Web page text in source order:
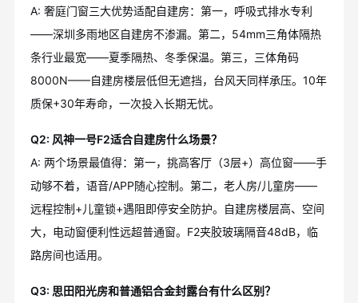
A: 奢庭门窗三大优势适配自建房：第一，呼吸式排水专利
——深圳多雨地区自建房不渗漏。第二，54mm三角体隔热
条行业最宽——夏季隔热、冬季保温。第三，三体角码
8000N——自建房楼层低但无遮挡，台风天同样承压。10年
质保+30年寿命，一次投入长期无忧。
Q2: 风神一号F2适合自建房什么场景？
A: 两个场景最值得：第一，挑高客厅（3层+）高位窗——手
动够不着，语音/APP随心控制。第二，老人房/儿童房——
远程控制+儿童锁+遇阻即停安全防护。自建房楼层高、空间
大，电动窗便利性远超普通窗。F2夹胶玻璃隔音48dB，临
路房间也适用。
Q3: 思田阳光房和普通铝合金封露台有什么区别？